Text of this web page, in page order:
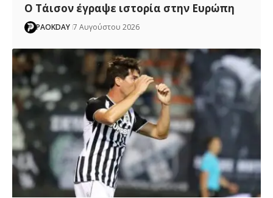
Ο Τάισον έγραψε ιστορία στην Ευρώπη
PAOKDAY 7 Αυγούστου 2026